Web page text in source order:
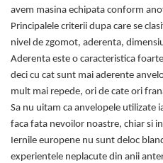
avem masina echipata conform
Principalele criterii dupa care se
nivel de zgomot, aderenta,
Aderenta este o caracteristica
deci cu cat sunt mai aderente
mult mai repede, ori de cate ori
Sa nu uitam ca anvelopele utilizate
faca fata nevoilor noastre, chiar si
Iernile europene nu sunt deloc
experientele neplacute din anii